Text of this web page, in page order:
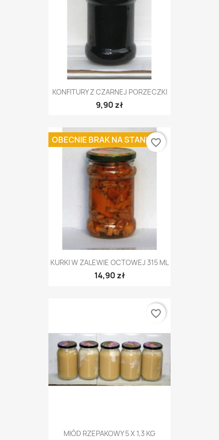
KONFITURY Z CZARNEJ PORZECZKI
9,90 zł
KURKI W ZALEWIE OCTOWEJ 315 ML
14,90 zł
OBECNIE BRAK NA STANIEfavorite_border
MIÓD RZEPAKOWY 5 X 1,3 KG
favorite_border